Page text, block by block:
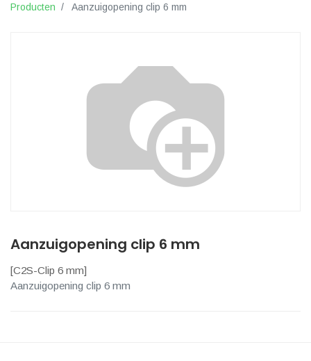
Producten Aanzuigopening clip 6 mm
Aanzuigopening clip 6 mm
[C2S-Clip 6 mm]
Aanzuigopening clip 6 mm